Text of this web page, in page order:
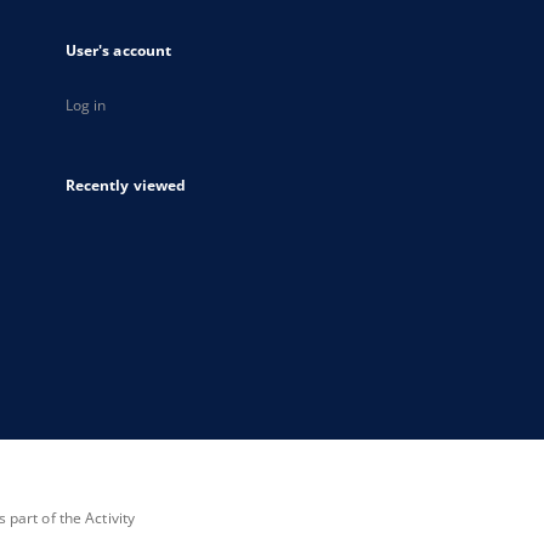
User's account
Log in
Recently viewed
part of the Activity